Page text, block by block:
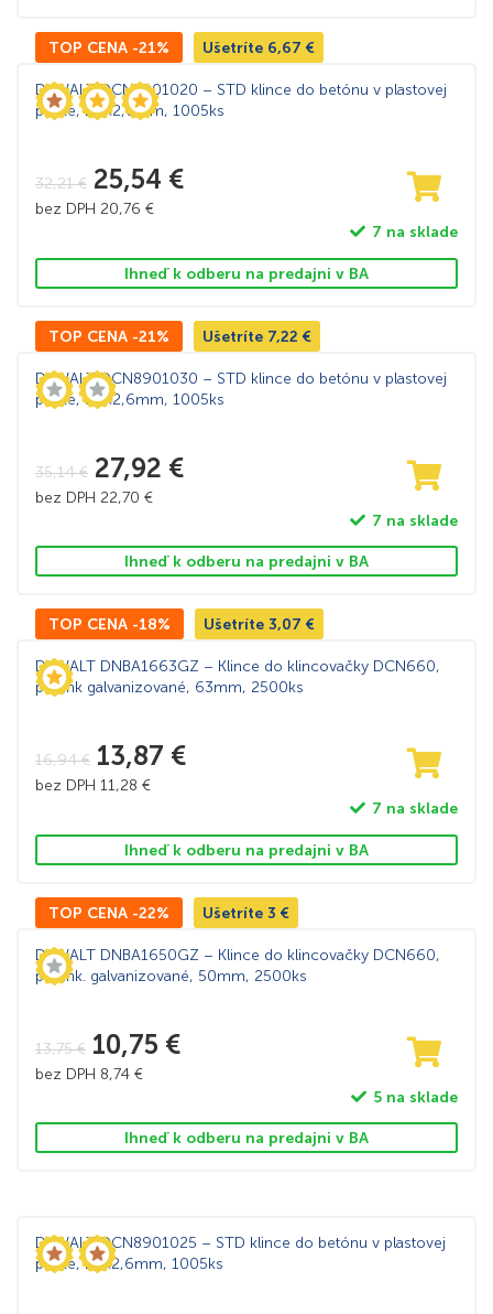
TOP CENA -21% Ušetríte 6,67 €
DeWALT DCN8901020 – STD klince do betónu v plastovej
páske, 20×2,6mm, 1005ks
32,21€ 25,54 €
bez DPH 20,76 €
7 na sklade
Ihneď k odberu na predajni v BA
TOP CENA -21% Ušetríte 7,22 €
DeWALT DCN8901030 – STD klince do betónu v plastovej
páske, 30×2,6mm, 1005ks
35,14€ 27,92 €
bez DPH 22,70 €
7 na sklade
Ihneď k odberu na predajni v BA
TOP CENA -18% Ušetríte 3,07 €
DeWALT DNBA1663GZ – Klince do klincovačky DCN660,
pozink galvanizované, 63mm, 2500ks
16,94€ 13,87 €
bez DPH 11,28 €
7 na sklade
Ihneď k odberu na predajni v BA
TOP CENA -22% Ušetríte 3 €
DeWALT DNBA1650GZ – Klince do klincovačky DCN660,
pozink. galvanizované, 50mm, 2500ks
13,75€ 10,75 €
bez DPH 8,74 €
5 na sklade
Ihneď k odberu na predajni v BA
DeWALT DCN8901025 – STD klince do betónu v plastovej
páske, 25×2,6mm, 1005ks